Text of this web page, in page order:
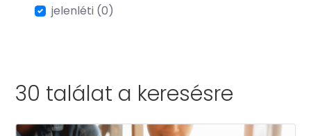
jelenléti (0)
30 találat a keresésre